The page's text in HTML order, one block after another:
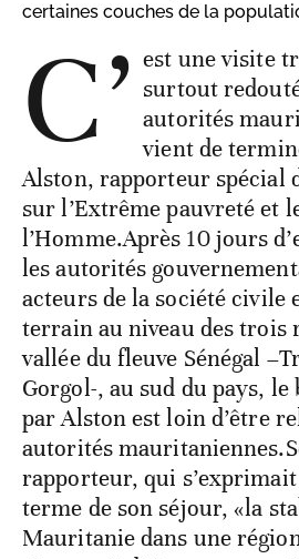
certaines couches de la
C’ est une visite
surtout
autorités
vient de
Alston, rapporteur spécial
sur l’Extrême pauvreté et
l’Homme.Après 10 jours
les autorités
acteurs de la société civile
terrain au niveau des trois
vallée du fleuve Sénégal
Gorgol-, au sud du pays,
par Alston est loin d’être
autorités
rapporteur, qui
terme de son séjour, «la
Mauritanie dans une